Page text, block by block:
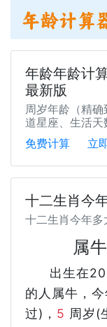
年龄年龄计
最新版
周岁年龄（精
道星座、生活天
免费计算
立
十二生肖今
十二生肖今年多
属
出生在
的人属牛，今
过)， 5 周岁(